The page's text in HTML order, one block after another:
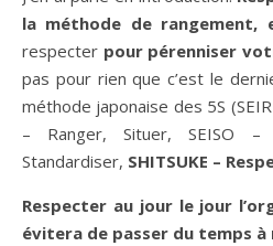
la méthode de rangement,
respecter pour pérenniser
pas pour rien que c’est le
méthode japonaise des 5S
– Ranger, Situer, SEISO –
Standardiser, SHITSUKE –
Respecter au jour le jour
évitera de passer du temps à